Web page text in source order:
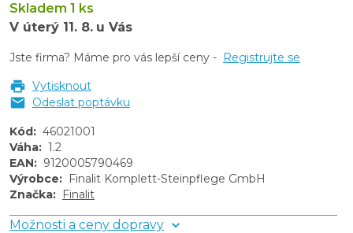
Skladem 1 ks
V úterý 11. 8. u Vás
Jste firma? Máme pro vás lepší ceny - Registrujte se
Vytisknout
Odeslat poptávku
Kód: 46021001
Váha: 1.2
EAN: 9120005790469
Výrobce: Finalit Komplett-Steinpflege GmbH
Značka: Finalit
Možnosti a ceny dopravy